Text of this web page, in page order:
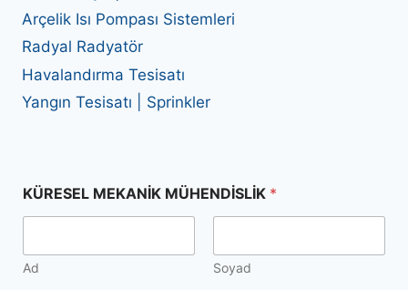
Arçelik Isı Pompası Sistemleri
Radyal Radyatör
Havalandırma Tesisatı
Yangın Tesisatı | Sprinkler
KÜRESEL MEKANİK MÜHENDİSLİK *
Ad Soyad